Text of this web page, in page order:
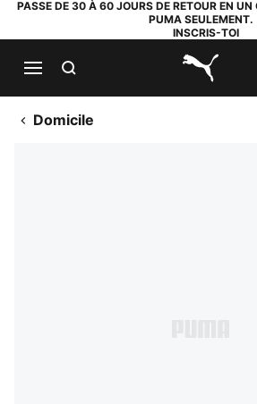
PASSE DE 30 À 60 JOURS DE RETOUR EN
PUMA SEULEMENT.
INSCRIS-TOI
PUMA.com
Domicile